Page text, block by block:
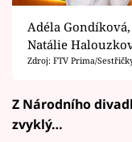
Adéla
Natálie
Zdroj: FTV Prima/
Z Národního
zvyklý…